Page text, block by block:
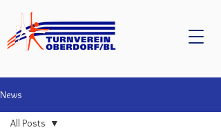
News
All Posts